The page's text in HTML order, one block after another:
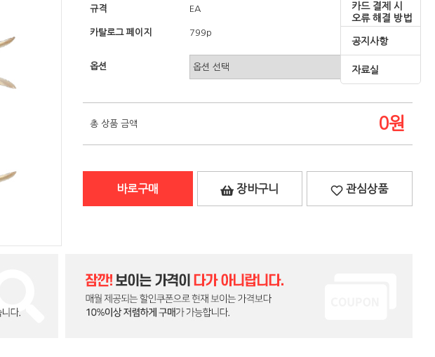
카드 결제 시
오류 해결 방법
공지사항
자료실
규격 EA
카탈로그 페이지 799p
옵션
총 상품 금액 0원
바로구매 장바구니 관심상품